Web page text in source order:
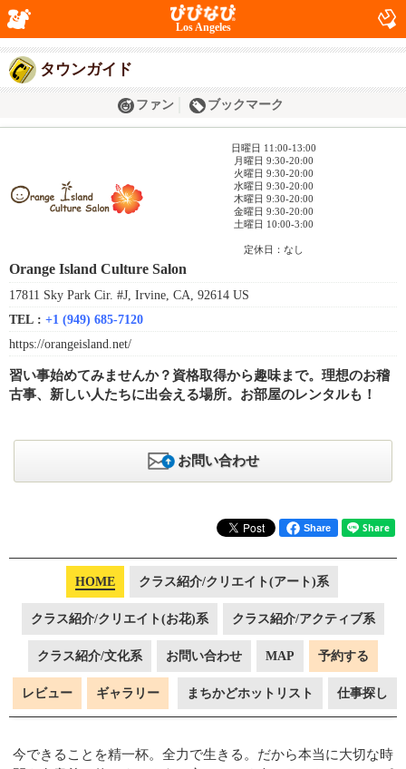
Los Angeles
タウンガイド
ファン ブックマーク
日曜日 11:00-13:00
月曜日 9:30-20:00
火曜日 9:30-20:00
水曜日 9:30-20:00
木曜日 9:30-20:00
金曜日 9:30-20:00
土曜日 10:00-3:00
定休日：なし
Orange Island Culture Salon
17811 Sky Park Cir. #J, Irvine, CA, 92614 US
TEL : +1 (949) 685-7120
https://orangeisland.net/
習い事始めてみませんか？資格取得から趣味まで。理想のお稽
古事、新しい人たちに出会える場所。お部屋のレンタルも！
お問い合わせ
Share
HOME クラス紹介/クリエイト(アート)系
クラス紹介/クリエイト(お花)系 クラス紹介/アクティブ系
クラス紹介/文化系 お問い合わせ MAP 予約する
レビュー ギャラリー まちかどホットリスト 仕事探し